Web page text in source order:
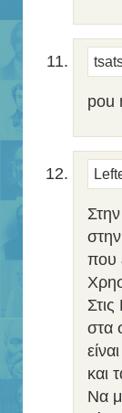
pou
που
στα
και
Να